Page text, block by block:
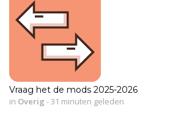
Vraag het de mods 2025-2026
in Overig -31 minuten geleden